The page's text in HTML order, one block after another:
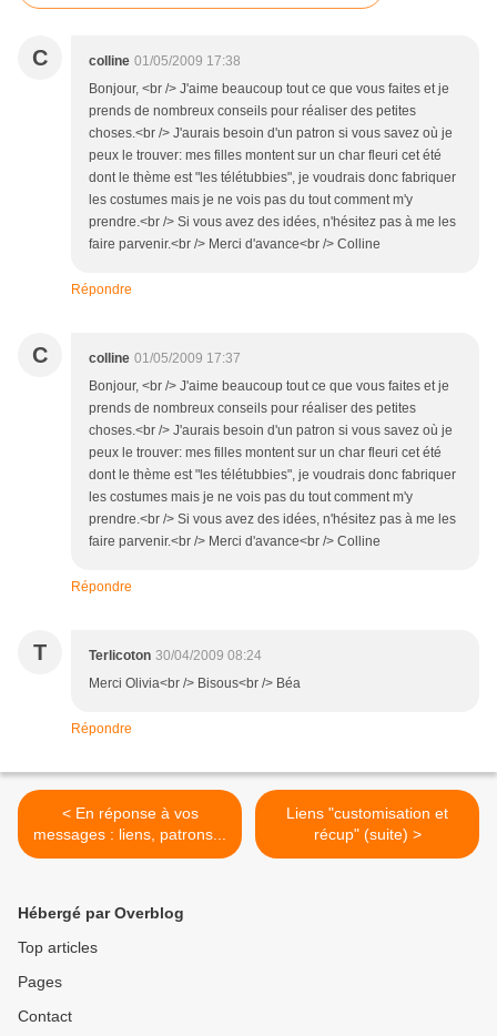
C colline 01/05/2009 17:38
Bonjour, <br /> J'aime beaucoup tout ce que vous faites et je
prends de nombreux conseils pour réaliser des petites
choses.<br /> J'aurais besoin d'un patron si vous savez où je
peux le trouver: mes filles montent sur un char fleuri cet été
dont le thème est "les télétubbies", je voudrais donc fabriquer
les costumes mais je ne vois pas du tout comment m'y
prendre.<br /> Si vous avez des idées, n'hésitez pas à me les
faire parvenir.<br /> Merci d'avance<br /> Colline
Répondre
C colline 01/05/2009 17:37
Bonjour, <br /> J'aime beaucoup tout ce que vous faites et je
prends de nombreux conseils pour réaliser des petites
choses.<br /> J'aurais besoin d'un patron si vous savez où je
peux le trouver: mes filles montent sur un char fleuri cet été
dont le thème est "les télétubbies", je voudrais donc fabriquer
les costumes mais je ne vois pas du tout comment m'y
prendre.<br /> Si vous avez des idées, n'hésitez pas à me les
faire parvenir.<br /> Merci d'avance<br /> Colline
Répondre
T Terlicoton 30/04/2009 08:24
Merci Olivia<br /> Bisous<br /> Béa
Répondre
< En réponse à vos
messages : liens, patrons...
Liens "customisation et
récup" (suite) >
Hébergé par Overblog
Top articles
Pages
Contact